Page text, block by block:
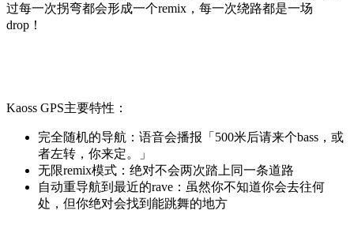
过每一次拐弯都会形成一个remix，每一次绕路都是一场
drop！
Kaoss GPS主要特性：
完全随机的导航：语音会播报「500米后请来个bass，或
者左转，你来定。」
无限remix模式：绝对不会两次踏上同一条道路
自动重导航到最近的rave：虽然你不知道你会去往何
处，但你绝对会找到能跳舞的地方